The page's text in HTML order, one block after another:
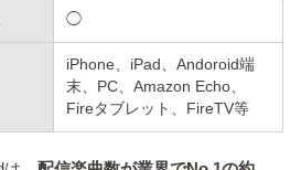
◯
iPhone、iPad、Andoroid端
末、PC、Amazon Echo、
Fireタブレット、FireTV等